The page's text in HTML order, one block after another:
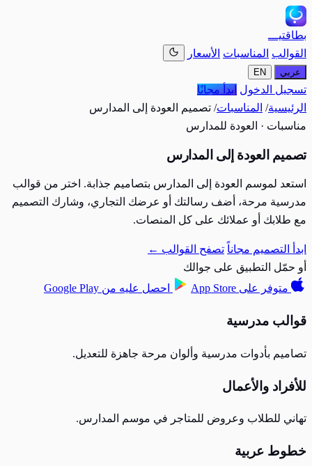
بطاقتيـــ
القوالب المناسبات الأسعار
عربي EN
تسجيل الدخول ابدأ مجانًا
الرئيسية/ المناسبات/ تصميم العودة إلى المدارس
مناسبات · العودة للمدارس
تصميم العودة إلى المدارس
استعد لموسم العودة إلى المدارس بتصاميم جذابة. اختر من قوالب
مدرسية مرحة، أضف رسالتك أو عرضك التجاري، وشارك التصميم
مع طلابك أو عملائك على كل المنصات.
ابدأ التصميم مجاناً تصفح القوالب ←
أو حمّل التطبيق على جوالك
متوفر على App Store احصل عليه من Google Play
قوالب مدرسية
تصاميم بأدوات مدرسية وألوان مرحة جاهزة للتعديل.
للأفراد والأعمال
تهاني للطلاب وعروض للمتاجر في موسم المدارس.
خطوط عربية